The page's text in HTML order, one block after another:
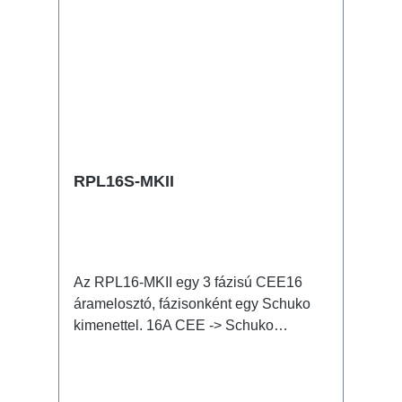
RPL16S-MKII
Az RPL16-MKII egy 3 fázisú CEE16
áramelosztó, fázisonként egy Schuko
kimenettel. 16A CEE -> Schuko